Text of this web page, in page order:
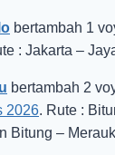
bertambah 1
: Jakarta –
bertambah 2
2026. Rute :
Bitung –